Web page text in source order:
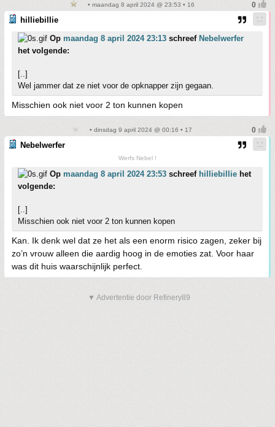
• maandag 8 april 2024 @ 23:53 • 16
hilliebillie
Op maandag 8 april 2024 23:13 schreef Nebelwerfer
het volgende:
[..]
Wel jammer dat ze niet voor de opknapper zijn gegaan.
Misschien ook niet voor 2 ton kunnen kopen
• dinsdag 9 april 2024 @ 00:16 • 17
Nebelwerfer
Werfs Nebel !
Op maandag 8 april 2024 23:53 schreef hilliebillie het
volgende:
[..]
Misschien ook niet voor 2 ton kunnen kopen
Kan. Ik denk wel dat ze het als een enorm risico zagen, zeker bij
zo’n vrouw alleen die aardig hoog in de emoties zat. Voor haar
was dit huis waarschijnlijk perfect.
▼ Advertentie door Refinery89